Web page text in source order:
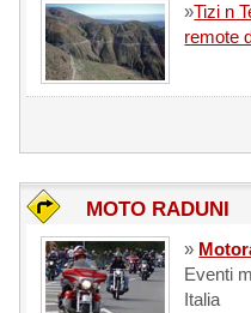
»Tizi n
remote
MOTO RADUNI
»
Eventi
Italia